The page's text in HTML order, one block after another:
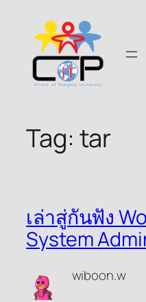
content
Tag: tar
เล่าสู่กันฟัง
System
wiboon.w